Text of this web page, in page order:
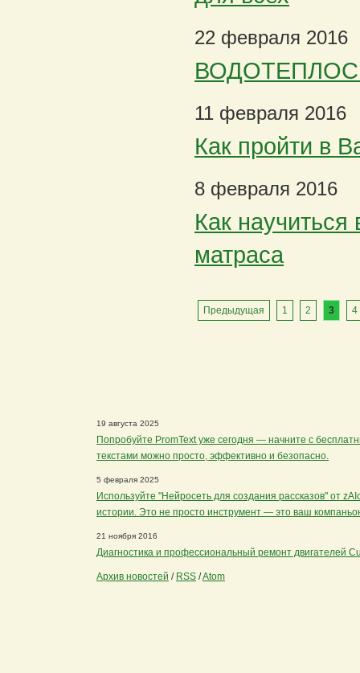
22 февраля 2016
11 февраля 2016
Как пройти в
8 февраля 2016
Как
матраса
Предыдущая 1 2 3 4
19 августа 2025
Попробуйте PromText уже сегодня — начните с
текстами можно просто, эффективно и безопасно.
5 февраля 2025
Используйте "Нейросеть для создания рассказов" от
истории. Это не просто инструмент — это ваш
21 ноября 2016
Диагностика и профессиональный ремонт двигателей
Архив новостей / RSS /Atom